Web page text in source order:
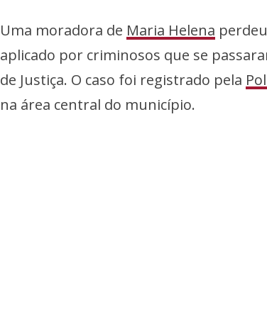
Uma moradora de Maria Helena
aplicado por criminosos que se
de Justiça. O caso foi registrado pela
na área central do município.